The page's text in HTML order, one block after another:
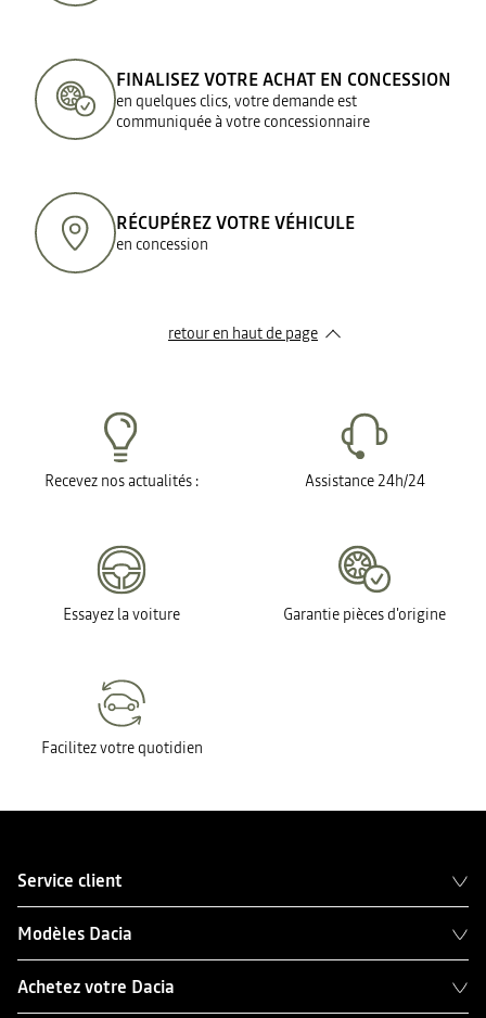
FINALISEZ VOTRE ACHAT EN CONCESSION
en quelques clics, votre demande est
communiquée à votre concessionnaire
RÉCUPÉREZ VOTRE VÉHICULE
en concession
retour en haut de page​
Recevez nos actualités : Assistance 24h/24
Essayez la voiture Garantie pièces d'origine
Facilitez votre quotidien
Service client
Modèles Dacia
Achetez votre Dacia